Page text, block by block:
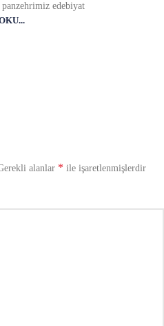
panzehrimiz edebiyat
alanlar * ile işaretlenmişlerdir